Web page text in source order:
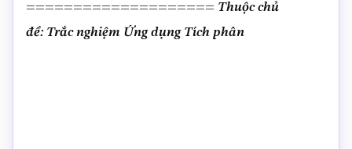
==================== Thuộc chủ
đề: Trắc nghiệm Ứng dụng Tích phân